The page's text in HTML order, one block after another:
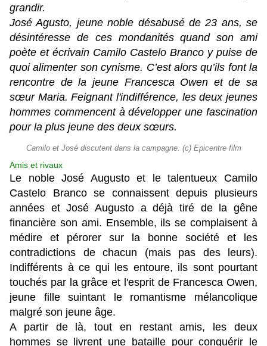
grandir.
José Agusto, jeune noble désabusé de 23 ans, se
désintéresse de ces mondanités quand son ami
poète et écrivain Camilo Castelo Branco y puise de
quoi alimenter son cynisme. C’est alors qu’ils font la
rencontre de la jeune Francesca Owen et de sa
sœur Maria. Feignant l'indifférence, les deux jeunes
hommes commencent à développer une fascination
pour la plus jeune des deux sœurs.
Camilo et José discutent dans la campagne. (c) Epicentre film
Amis et rivaux
Le noble José Augusto et le talentueux Camilo
Castelo Branco se connaissent depuis plusieurs
années et José Augusto a déjà tiré de la gêne
financière son ami. Ensemble, ils se complaisent à
médire et pérorer sur la bonne société et les
contradictions de chacun (mais pas des leurs).
Indifférents à ce qui les entoure, ils sont pourtant
touchés par la grâce et l'esprit de Francesca Owen,
jeune fille suintant le romantisme mélancolique
malgré son jeune âge.
A partir de là, tout en restant amis, les deux
hommes se livrent une bataille pour conquérir le